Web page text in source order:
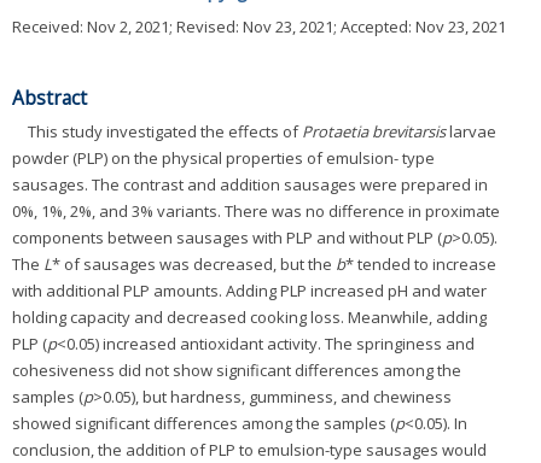
Received: Nov 2, 2021; Revised: Nov 23, 2021; Accepted: Nov 23, 2021
Abstract
This study investigated the effects ofProtaetia brevitarsislarvae
powder (PLP) on the physical properties of emulsion- type
sausages. The contrast and addition sausages were prepared in
0%, 1%, 2%, and 3% variants. There was no difference in proximate
components between sausages with PLP and without PLP (p>0.05).
The L* of sausages was decreased, but the b* tended to increase
with additional PLP amounts. Adding PLP increased pH and water
holding capacity and decreased cooking loss. Meanwhile, adding
PLP (p<0.05) increased antioxidant activity. The springiness and
cohesiveness did not show significant differences among the
samples (p>0.05), but hardness, gumminess, and chewiness
showed significant differences among the samples (p<0.05). In
conclusion, the addition of PLP to emulsion-type sausages would